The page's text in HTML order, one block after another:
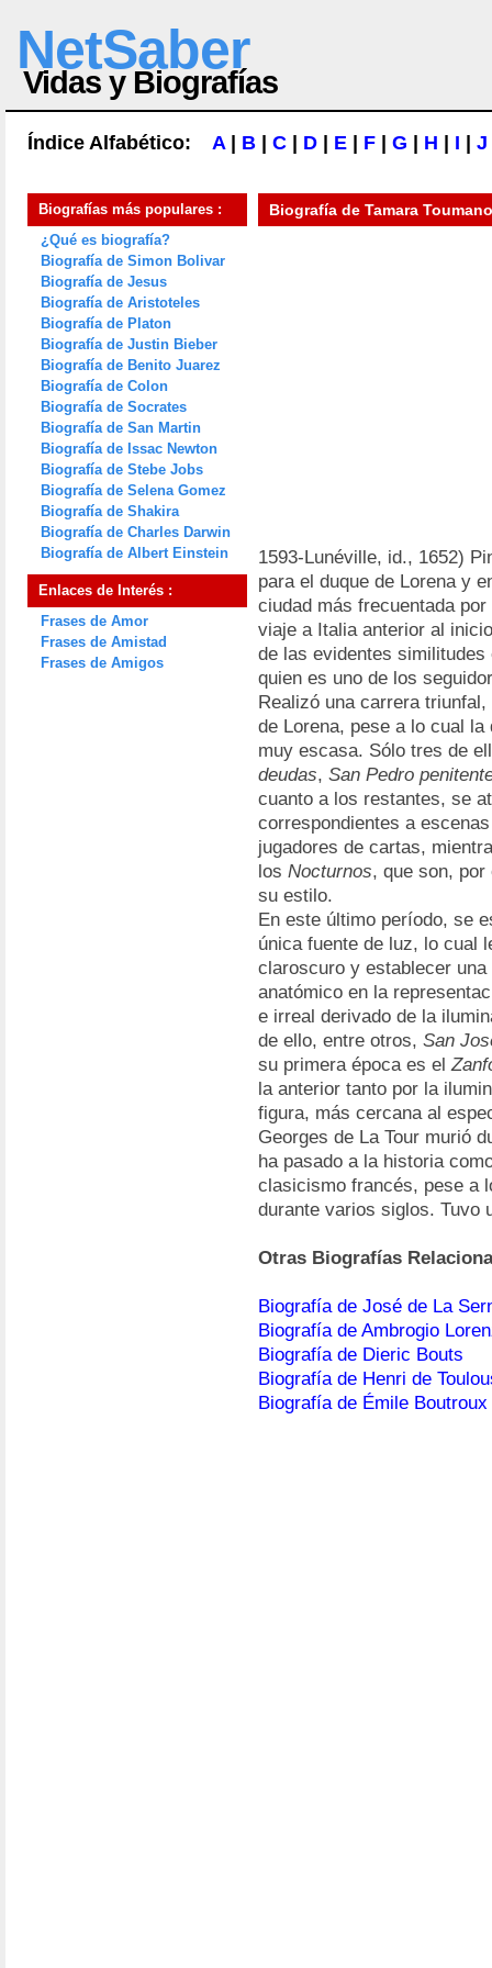
NetSaber
Vidas y Biografías
Índice Alfabético: A| B C D E F G H I J
Biografías más populares :
¿Qué es biografía?
Biografía de Simon Bolivar
Biografía de Jesus
Biografía de Aristoteles
Biografía de Platon
Biografía de Justin Bieber
Biografía de Benito Juarez
Biografía de Colon
Biografía de Socrates
Biografía de San Martin
Biografía de Issac Newton
Biografía de Stebe Jobs
Biografía de Selena Gomez
Biografía de Shakira
Biografía de Charles Darwin
Biografía de Albert Einstein
Enlaces de Interés :
Frases de Amor
Frases de Amistad
Frases de Amigos
Biografía de Tamara
1593-Lunéville, id., 1652)
para el duque de Lorena y
ciudad más frecuentada
viaje a Italia anterior al
de las evidentes
quien es uno de los
Realizó una carrera
de Lorena, pese a lo cual
muy escasa. Sólo tres de
deudas, San Pedro
cuanto a los restantes, se
correspondientes a
jugadores de cartas,
los Nocturnos, que son,
su estilo.
En este último período, se
única fuente de luz, lo cual
claroscuro y establecer
anatómico en la
e irreal derivado de la
de ello, entre otros, San
su primera época es el
la anterior tanto por la
figura, más cercana al
Georges de La Tour murió
ha pasado a la historia
clasicismo francés, pese a
durante varios siglos. Tuvo
Otras Biografías
Biografía de José de La
Biografía de Ambrogio
Biografía de Dieric Bouts
Biografía de Henri de
Biografía de Émile Boutroux